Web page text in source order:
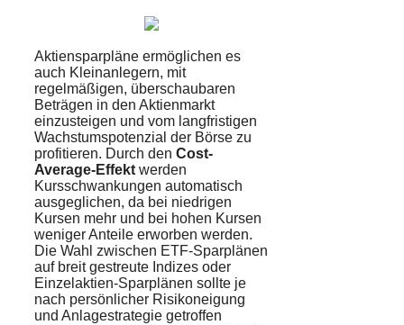
Aktiensparpläne ermöglichen es
auch Kleinanlegern, mit
regelmäßigen, überschaubaren
Beträgen in den Aktienmarkt
einzusteigen und vom langfristigen
Wachstumspotenzial der Börse zu
profitieren. Durch den Cost-
Average-Effekt werden
Kursschwankungen automatisch
ausgeglichen, da bei niedrigen
Kursen mehr und bei hohen Kursen
weniger Anteile erworben werden.
Die Wahl zwischen ETF-Sparplänen
auf breit gestreute Indizes oder
Einzelaktien-Sparplänen sollte je
nach persönlicher Risikoneigung
und Anlagestrategie getroffen